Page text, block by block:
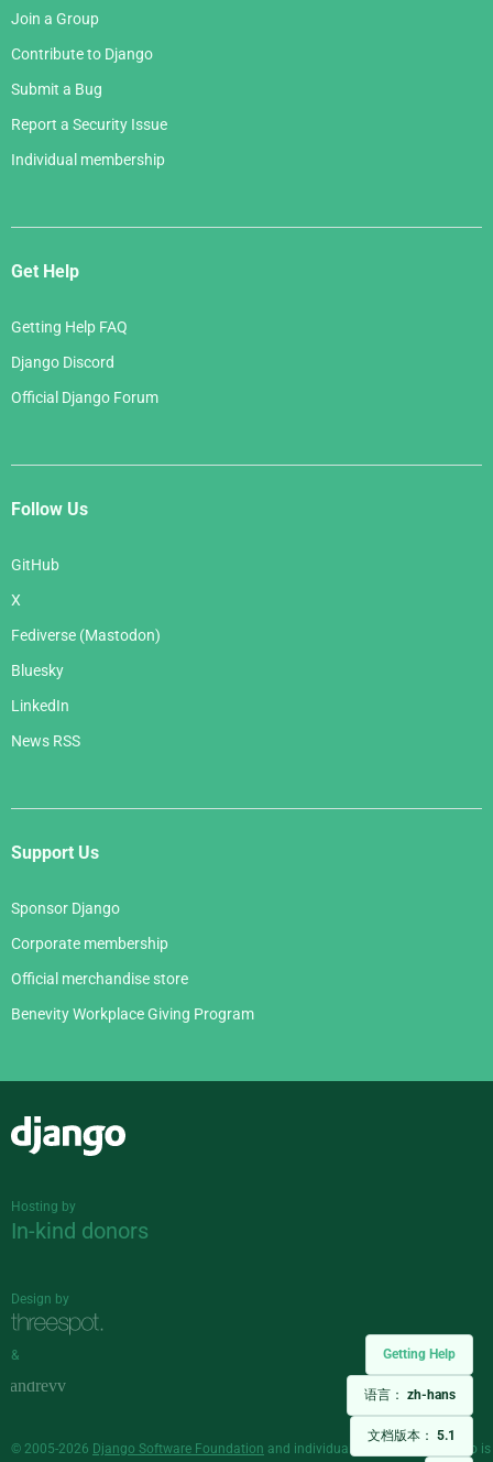
Getting Help
语言： zh-hans
文档版本： 5.1
Join a Group
Contribute to Django
Submit a Bug
Report a Security Issue
Individual membership
Get Help
Getting Help FAQ
Django Discord
Official Django Forum
Follow Us
GitHub
X
Fediverse (Mastodon)
Bluesky
LinkedIn
News RSS
Support Us
Sponsor Django
Corporate membership
Official merchandise store
Benevity Workplace Giving Program
Hosting by
In-kind donors
Design by
&
© 2005-2026 Django Software Foundation and individual contributors. Django is